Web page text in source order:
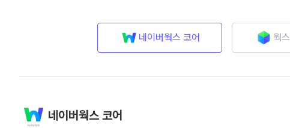
네이버웍스 코어 웍
네이버웍스 코어